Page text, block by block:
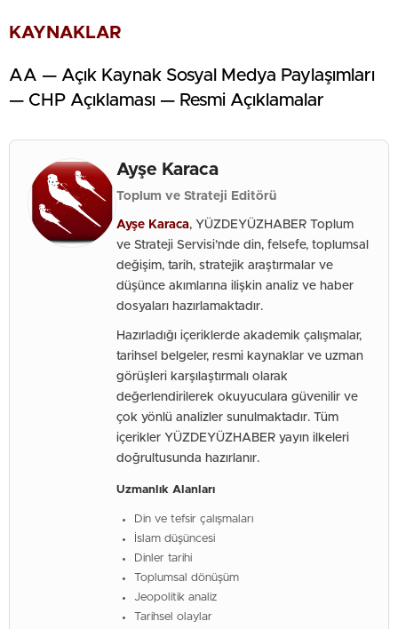
KAYNAKLAR
AA — Açık Kaynak Sosyal Medya Paylaşımları
— CHP Açıklaması — Resmi Açıklamalar
Ayşe Karaca
Toplum ve Strateji Editörü
Ayşe Karaca, YÜZDEYÜZHABER Toplum
ve Strateji Servisi’nde din, felsefe, toplumsal
değişim, tarih, stratejik araştırmalar ve
düşünce akımlarına ilişkin analiz ve haber
dosyaları hazırlamaktadır.
Hazırladığı içeriklerde akademik çalışmalar,
tarihsel belgeler, resmi kaynaklar ve uzman
görüşleri karşılaştırmalı olarak
değerlendirilerek okuyuculara güvenilir ve
çok yönlü analizler sunulmaktadır. Tüm
içerikler YÜZDEYÜZHABER yayın ilkeleri
doğrultusunda hazırlanır.
Uzmanlık Alanları
Din ve tefsir çalışmaları
İslam düşüncesi
Dinler tarihi
Toplumsal dönüşüm
Jeopolitik analiz
Tarihsel olaylar